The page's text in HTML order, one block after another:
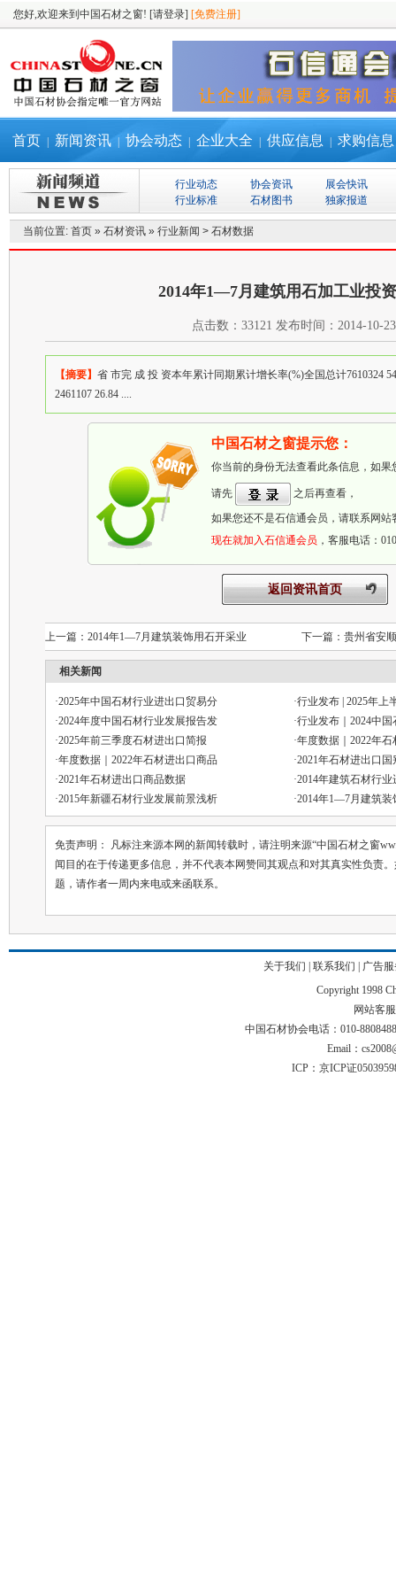
您好,欢迎来到中国石材之窗! [请登录] [免费注册]
首页 新闻资讯 协会动态 企业大全 供应信息 求购信息
行业动态 协会资讯
展会快讯
行业标准
石材图书 独家报道
当前位置: 首页 » 石材资讯 » 行业新闻 > 石材数据
2014年1—7月建筑用石加工业投
点击数： 33121 发布时间： 2014-10-23
【摘要】 省 市完 成 投 资本年累计同期累计增长率(%)全国总计7610324
2461107 26.84 ....
中国石材之窗提示您：
你当前的身份无法查看此条信息，如果
请先 之后再查看，
如果您还不是石信通会员，请联系网站
现在就加入石信通会员 ，客服电话：
返回资讯首页
上一篇： 2014年1—7月建筑装饰用石开采业 下一篇： 贵州省安
相关新闻
·2025年中国石材行业进出口贸易分 ·行业发布 | 2025年上
·2024年度中国石材行业发展报告发 ·行业发布｜2024中
·2025年前三季度石材进出口简报 ·年度数据｜2022年
·年度数据｜2022年石材进出口商品 ·2021年石材进出口国
·2021年石材进出口商品数据 ·2014年建筑石材行
·2015年新疆石材行业发展前景浅析 ·2014年1—7月建筑装
免责声明： 凡标注来源本网的新闻转载时，请注明来源“中国石材之窗
闻目的在于传递更多信息，并不代表本网赞同其观点和对其真实性负责
题，请作者一周内来电或来函联系。
关于我们 联系我们
广告
Copyright 1998
网站客
中国石材协会电话：010-
Email：
ICP：京ICP证